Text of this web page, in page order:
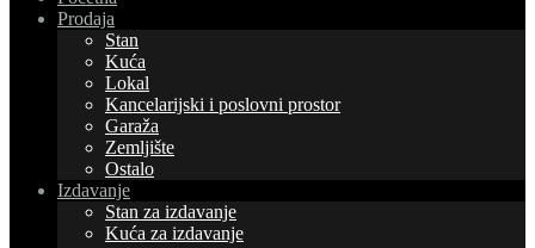
Prodaja
Stan
Kuća
Lokal
Kancelarijski i poslovni prostor
Garaža
Zemljište
Ostalo
Izdavanje
Stan za izdavanje
Kuća za izdavanje